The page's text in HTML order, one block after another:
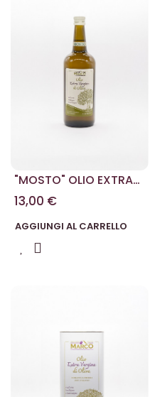
"MOSTO" OLIO EXTRA
VERGINE DI OLIVA 1L
13,00 €
AGGIUNGI AL CARRELLO